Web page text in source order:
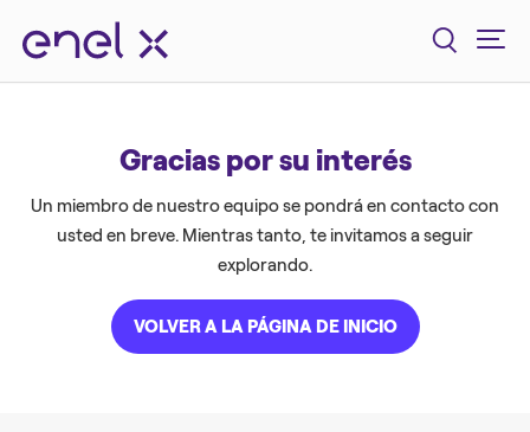
Gracias por su interés
Un miembro de nuestro equipo se pondrá en contacto con
usted en breve. Mientras tanto, te invitamos a seguir
explorando.
VOLVER A LA PÁGINA DE INICIO